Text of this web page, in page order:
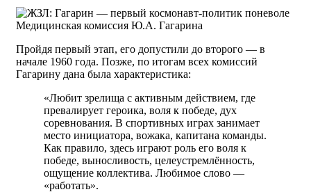
Медицинская комиссия Ю.А. Гагарина
Пройдя первый этап, его допустили до второго — в
начале 1960 года. Позже, по итогам всех комиссий
Гагарину дана была характеристика:
«Любит зрелища с активным действием, где
превалирует героика, воля к победе, дух
соревнования. В спортивных играх занимает
место инициатора, вожака, капитана команды.
Как правило, здесь играют роль его воля к
победе, выносливость, целеустремлённость,
ощущение коллектива. Любимое слово —
«работать».